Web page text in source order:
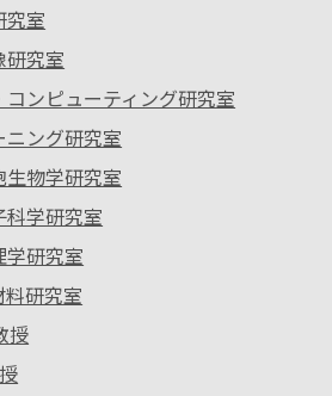
究室
研究室
ンピューティング研究室
ング研究室
物学研究室
科学研究室
学研究室
研究室
授